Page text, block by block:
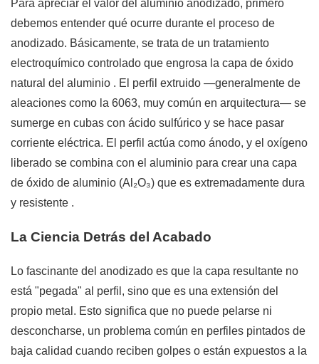
Para apreciar el valor del aluminio anodizado, primero
debemos entender qué ocurre durante el proceso de
anodizado. Básicamente, se trata de un tratamiento
electroquímico controlado que engrosa la capa de óxido
natural del aluminio . El perfil extruido —generalmente de
aleaciones como la 6063, muy común en arquitectura— se
sumerge en cubas con ácido sulfúrico y se hace pasar
corriente eléctrica. El perfil actúa como ánodo, y el oxígeno
liberado se combina con el aluminio para crear una capa
de óxido de aluminio (Al₂O₃) que es extremadamente dura
y resistente .
La Ciencia Detrás del Acabado
Lo fascinante del anodizado es que la capa resultante no
está "pegada" al perfil, sino que es una extensión del
propio metal. Esto significa que no puede pelarse ni
desconcharse, un problema común en perfiles pintados de
baja calidad cuando reciben golpes o están expuestos a la